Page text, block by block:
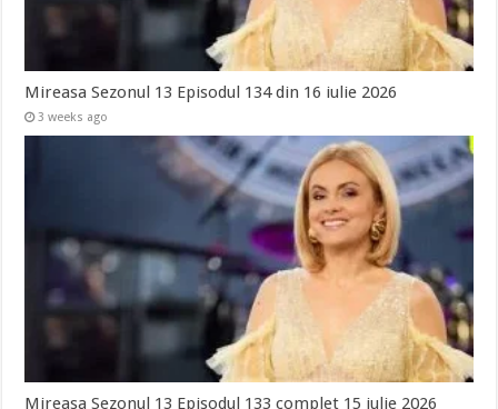
Mireasa Sezonul 13 Episodul 134 din 16 iulie 2026
3 weeks ago
Mireasa Sezonul 13 Episodul 133 complet 15 iulie 2026